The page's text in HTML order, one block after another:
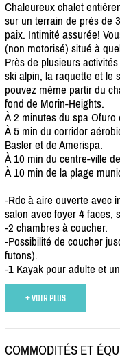
Chaleureux chalet
sur un terrain de près de
paix. Intimité assurée!
(non motorisé) situé à
Près de plusieurs
ski alpin, la raquette et le
pouvez même partir du
fond de Morin-Heights.
À 2 minutes du spa
À 5 min du corridor
Basler et de Amerispa.
À 10 min du centre-ville
À 10 min de la plage
-Rdc à aire ouverte avec
salon avec foyer 4 faces,
-2 chambres à coucher.
-Possibilité de coucher
futons).
-1 Kayak pour adulte et
+ VOIR PLUS
COMMODITÉS ET